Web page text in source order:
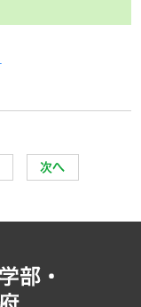
次へ